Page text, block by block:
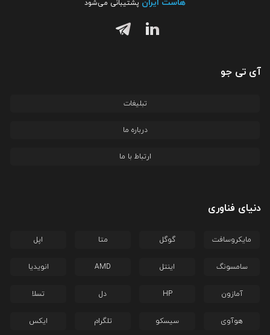
هاست ایران پشتیبانی می‌شود
آی تی جو
تبلیغات
درباره ما
ارتباط با ما
دنیای فناوری
مایکروسافت گوگل متا اپل
سامسونگ اینتل AMD انویدیا
آمازون HP دل تسلا
هوآوی سیسکو تلگرام ایکس